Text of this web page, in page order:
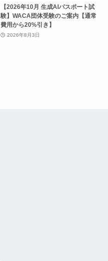
【2026年10月 生成AIパスポート試
験】WACA団体受験のご案内【通常
費用から20%引き】
2026年8月3日